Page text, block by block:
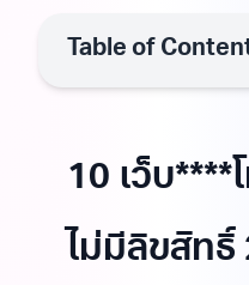
Table of
10 เว็บ
ไม่มีลิขสิทธิ์